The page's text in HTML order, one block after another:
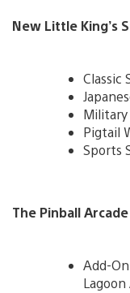
New Little King’s
Classic
Military
Pigtail
Sports
The Pinball
Add-